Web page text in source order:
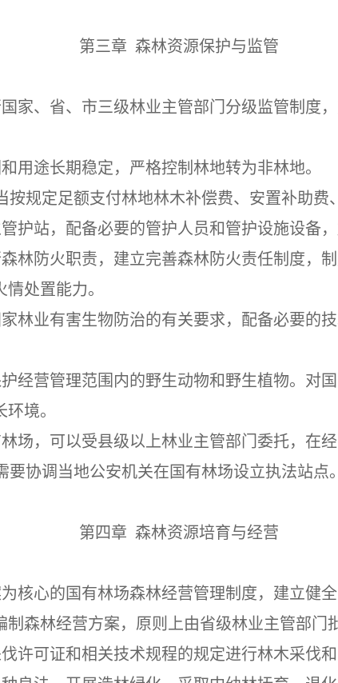
第三章 森林资源保护与监管
家、省、市三级林业主管部门分级监管制度
用途长期稳定， 严格控制林地转为非林地。
规定足额支付林地林木补偿费、安置补助费
护站，配备必要的管护人员和管护设施设备
林防火职责，建立完善森林防火责任制度，
处置能力。
林业有害生物防治的有关要求，配备必要的
经营管理范围内的野生动物和野生植物。对
境。
场，可以受县级以上林业主管部门委托，在
协调当地公安机关在国有林场设立执法站点。
第四章 森林资源培育与经营
核心的国有林场森林经营管理制度，建立健
制 森林经营方案， 原则上由省级林业主管部门
许可证和相关技术规程的规定进行林木采伐和